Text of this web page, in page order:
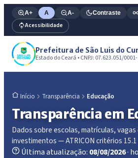
A+ A A- Contraste
Acessibilidade
Prefeitura de São Luis do
Estado do Ceará • CNPJ: 07.623.051/
Início Transparência Educação
Transparência em
Dados sobre escolas, matrículas, vagas
investimentos — ATRICON critérios 15.1
Última atualização: 08/08/2026·